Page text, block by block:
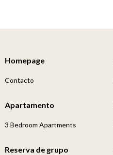
Homepage
Contacto
Apartamento
3 Bedroom Apartments
Reserva de grupo